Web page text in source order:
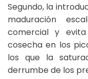
Segundo, la
maduración
comercial y
cosecha en los
los que la
derrumbe de los